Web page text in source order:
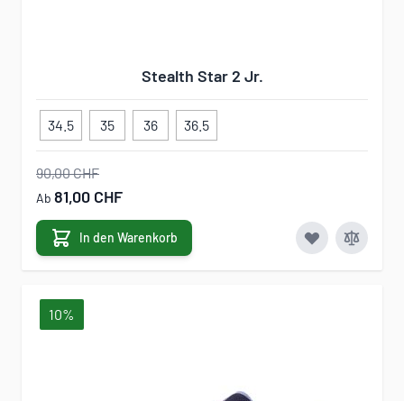
Stealth Star 2 Jr.
34.5 35 36 36.5
90,00 CHF
Ab 81,00 CHF
In den Warenkorb
10%